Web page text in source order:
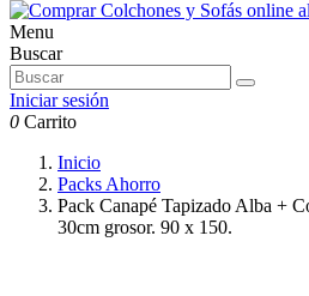
Menu
Buscar
Iniciar sesión
0 Carrito
Inicio
Packs Ahorro
Pack Canapé Tapizado Alba +
30cm grosor. 90 x 150.